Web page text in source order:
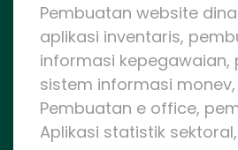
Pembuatan website
aplikasi inventaris,
informasi kepegawaian,
sistem informasi monev,
Pembuatan e office,
Aplikasi statistik